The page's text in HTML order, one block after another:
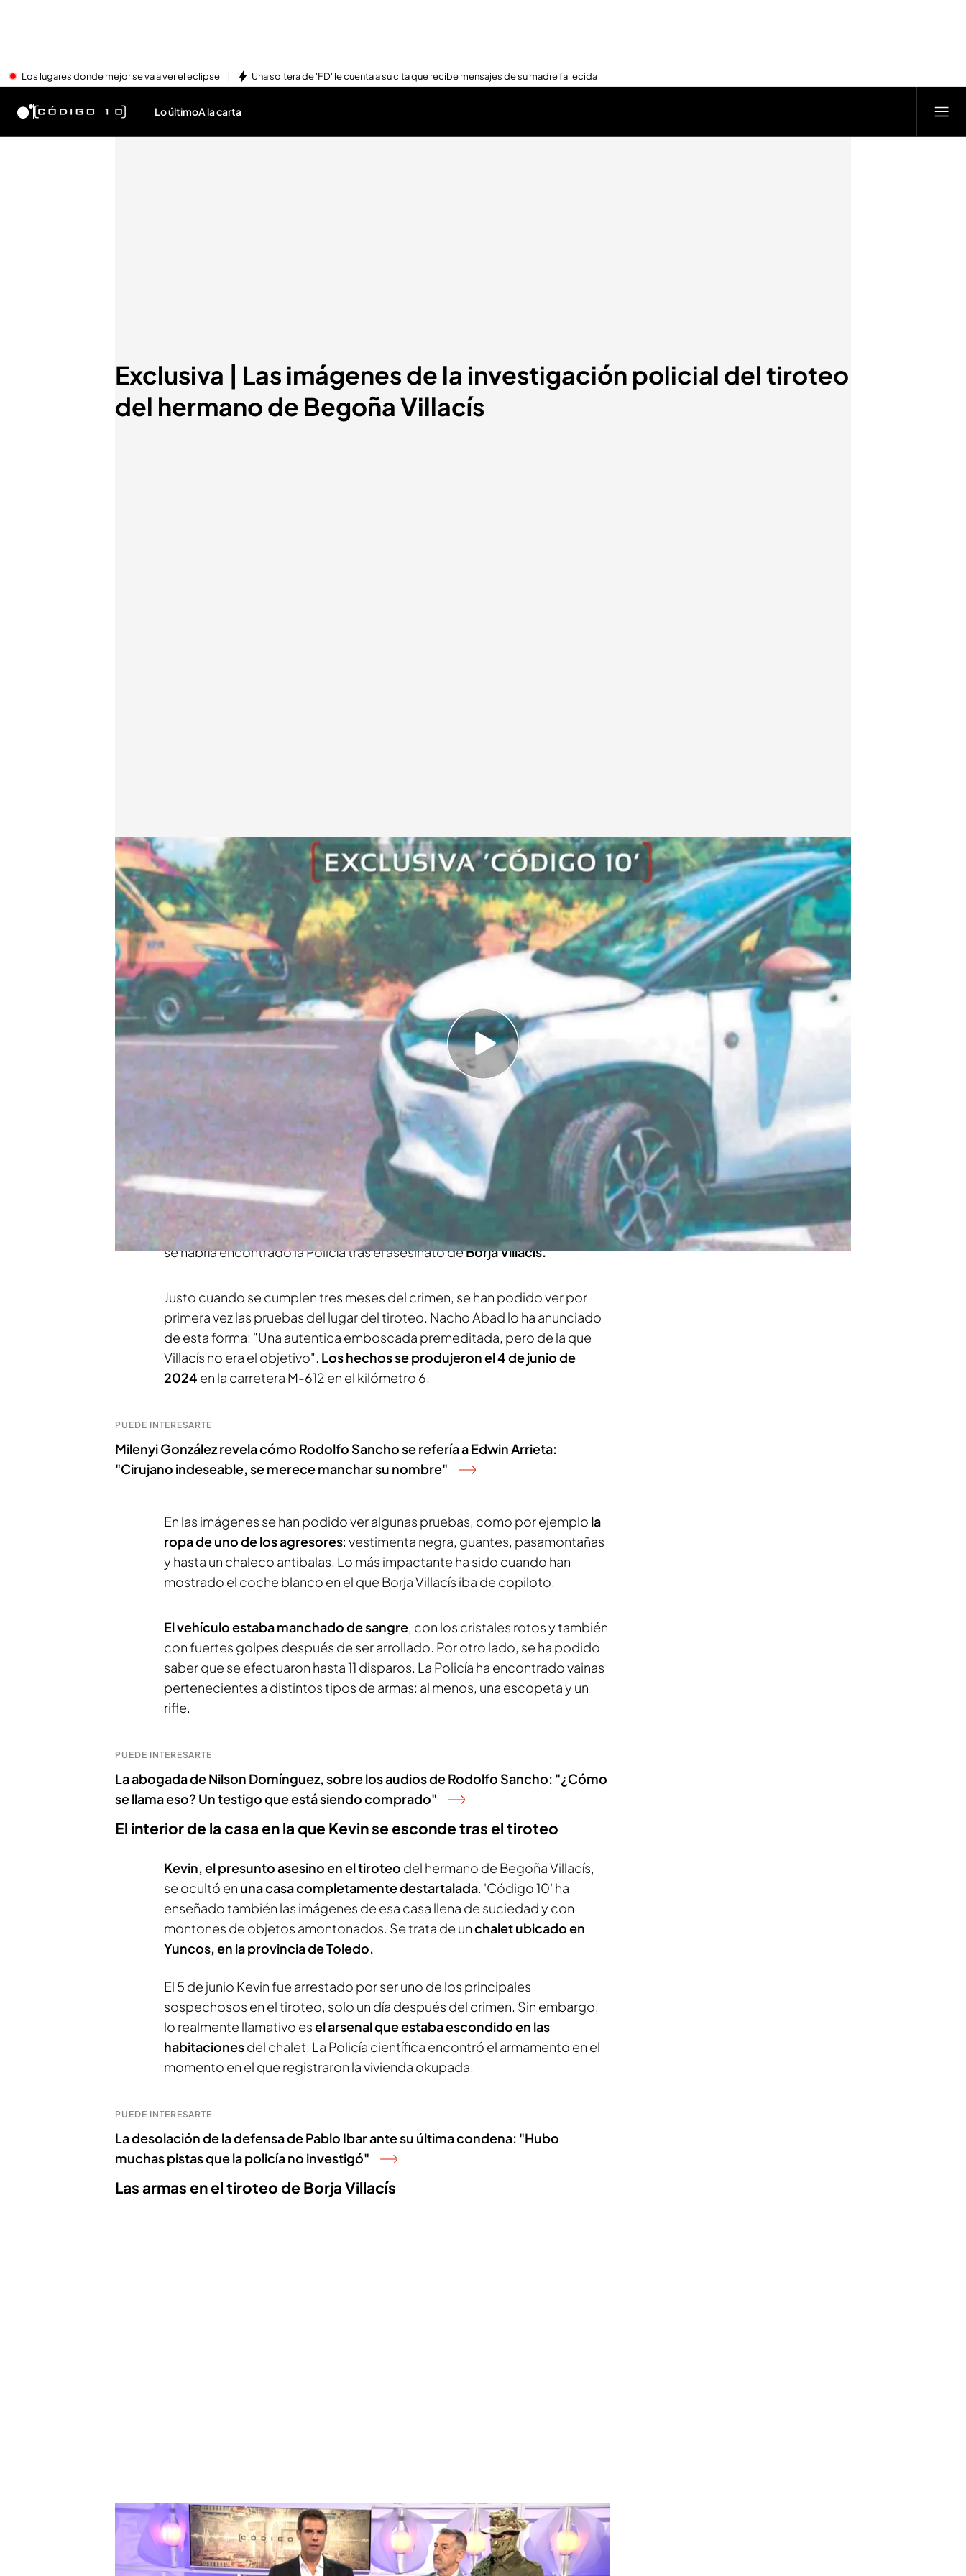
Los lugares donde mejor se va a ver el eclipse Una soltera de 'FD' le cuenta a su cita que recibe mensajes de su madre fallecida
Lo últimoA la carta
Exclusiva | Las imágenes de la investigación policial del tiroteo
del hermano de Begoña Villacís
Imágenes en exclusiva
Alberto Samperio
04 SEP 2024 - 02:25h.
'Código 10' ha mostrado imágenes en exclusiva del lugar del
accidente, de la ropa de los agresores y hasta del armamento que
utilizaron
El programa ha enseñado cómo era por dentro la casa en la que Kevin
se escondió tras huir del lugar del asesinato
Novedades del asesinato de Borja Villacís: la mañana del tiroteo estuvo
con una persona condenada por intento de homicidio
Compartir
'Código 10' ha enseñado en exclusiva unas imágenes del tiroteo
que se
produjo en las inmediaciones de Mediaset España contra
Begoña Villacís
. Las fotografías que ha mostrado el programa son lo que
se habría encontrado la Policía tras el asesinato deBorja Villacís.
Justo cuando se cumplen tres meses del crimen, se han podido ver por
primera vez las pruebas del lugar del tiroteo. Nacho Abad lo ha anunciado
de esta forma: "Una autentica emboscada premeditada, pero de la que
Villacís no era el objetivo". Los hechos se produjeron el 4 de junio de
2024 en la carretera M-612 en el kilómetro 6.
PUEDE INTERESARTE
Milenyi González revela cómo Rodolfo Sancho se refería a Edwin Arrieta:
"Cirujano indeseable, se merece manchar su nombre"
En las imágenes se han podido ver algunas pruebas, como por ejemplo la
ropa de uno de los agresores: vestimenta negra, guantes, pasamontañas
y hasta un chaleco antibalas. Lo más impactante ha sido cuando han
mostrado el coche blanco en el que Borja Villacís iba de copiloto.
El vehículo estaba manchado de sangre, con los cristales rotos y también
con fuertes golpes después de ser arrollado. Por otro lado, se ha podido
saber que se efectuaron hasta 11 disparos. La Policía ha encontrado vainas
pertenecientes a distintos tipos de armas: al menos, una escopeta y un
rifle.
PUEDE INTERESARTE
La abogada de Nilson Domínguez, sobre los audios de Rodolfo Sancho: "¿Cómo
se llama eso? Un testigo que está siendo comprado"
El interior de la casa en la que Kevin se esconde tras el tiroteo
Kevin, el presunto asesino en el tiroteo del hermano de Begoña Villacís,
se ocultó en una casa completamente destartalada. 'Código 10' ha
enseñado también las imágenes de esa casa llena de suciedad y con
montones de objetos amontonados. Se trata de unchalet ubicado en
Yuncos, en la provincia de Toledo.
El 5 de junio Kevin fue arrestado por ser uno de los principales
sospechosos en el tiroteo, solo un día después del crimen. Sin embargo,
lo realmente llamativo esel arsenal que estaba escondido en las
habitacionesdel chalet. La Policía científica encontró el armamento en el
momento en el que registraron la vivienda okupada.
PUEDE INTERESARTE
La desolación de la defensa de Pablo Ibar ante su última condena: "Hubo
muchas pistas que la policía no investigó"
Las armas en el tiroteo de Borja Villacís
Las armas en el tiroteo de Borja Villacís
En el plató, David Aleman ha estado hablando conFernando Peinado, un